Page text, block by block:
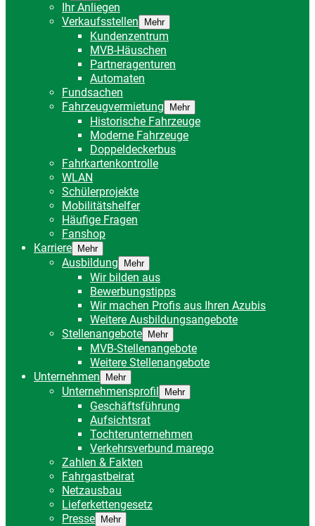
Ihr Anliegen
Verkaufsstellen
Mehr
Kundenzentrum
MVB-Häuschen
Partneragenturen
Automaten
Fundsachen
Fahrzeugvermietung
Mehr
Historische Fahrzeuge
Moderne Fahrzeuge
Doppeldeckerbus
Fahrkartenkontrolle
WLAN
Schülerprojekte
Mobilitätshelfer
Häufige Fragen
Fanshop
Karriere
Mehr
Ausbildung Mehr
Wir bilden aus
Bewerbungstipps
Wir machen Profis aus Ihren Azubis
Weitere Ausbildungsangebote
Stellenangebote
Mehr
MVB-Stellenangebote
Weitere Stellenangebote
Unternehmen
Mehr
Unternehmensprofil Mehr
Geschäftsführung
Aufsichtsrat
Tochterunternehmen
Verkehrsverbund marego
Zahlen & Fakten
Fahrgastbeirat
Netzausbau
Lieferkettengesetz
Presse
Mehr